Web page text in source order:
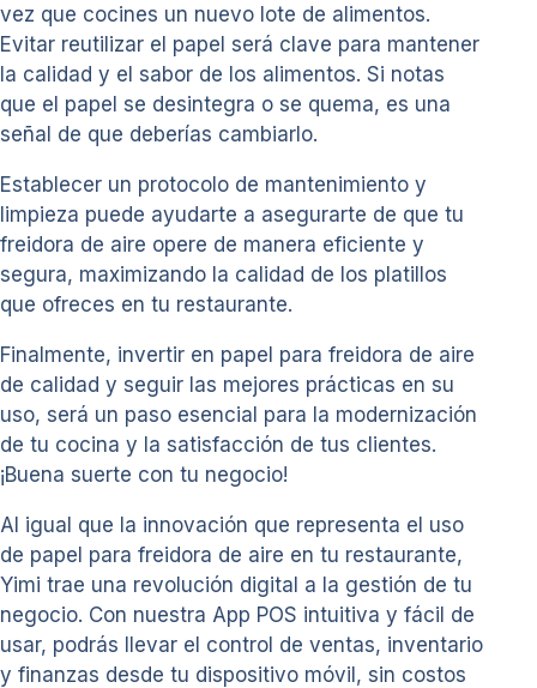
vez que cocines un nuevo lote de alimentos.
Evitar reutilizar el papel será clave para mantener
la calidad y el sabor de los alimentos. Si notas
que el papel se desintegra o se quema, es una
señal de que deberías cambiarlo.
Establecer un protocolo de mantenimiento y
limpieza puede ayudarte a asegurarte de que tu
freidora de aire opere de manera eficiente y
segura, maximizando la calidad de los platillos
que ofreces en tu restaurante.
Finalmente, invertir en papel para freidora de aire
de calidad y seguir las mejores prácticas en su
uso, será un paso esencial para la modernización
de tu cocina y la satisfacción de tus clientes.
¡Buena suerte con tu negocio!
Al igual que la innovación que representa el uso
de papel para freidora de aire en tu restaurante,
Yimi trae una revolución digital a la gestión de tu
negocio. Con nuestra App POS intuitiva y fácil de
usar, podrás llevar el control de ventas, inventario
y finanzas desde tu dispositivo móvil, sin costos